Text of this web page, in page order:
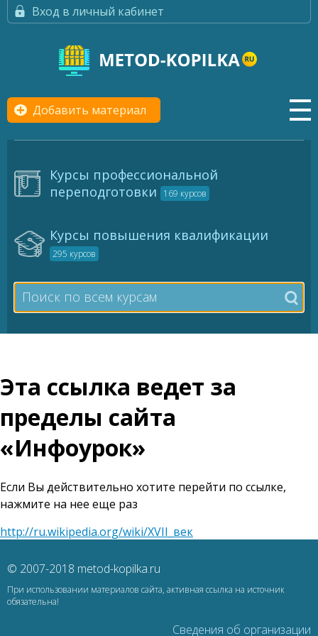
Вход в личный кабинет
Добавить материал
Курсы профессиональной
переподготовки
169 курсов
Курсы повышения квалификации
295 курсов
Эта ссылка ведет за
пределы сайта
«Инфоурок»
Если Вы действительно хотите перейти по ссылке,
нажмите на нее еще раз
http://ru.wikipedia.org/wiki/XVII_век
© 2007-2018 metod-kopilka.ru
При использовании материалов сайта, активная ссылка на источник
обязательна!
Сведения об организации